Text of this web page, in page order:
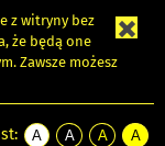
z witryny bez
że będą one
Zawsze możesz
A
A
A
A